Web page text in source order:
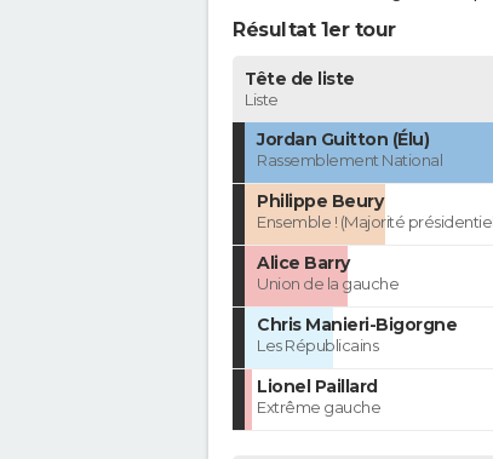
Résultat 1er tour
Tête de liste
Liste
Jordan Guitton (Élu)
Rassemblement National
Philippe Beury
Ensemble ! (Majorité
Alice Barry
Union de la gauche
Chris Manieri-Bigorgne
Les Républicains
Lionel Paillard
Extrême gauche